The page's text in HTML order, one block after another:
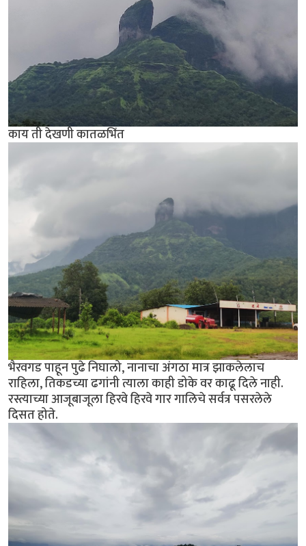
काय ती देखणी कातळभिंत
भैरवगड पाहून पुढे निघालो, नानाचा अंगठा मात्र झाकलेलाच
राहिला, तिकडच्या ढगांनी त्याला काही डोके वर काढू दिले नाही.
रस्त्याच्या आजूबाजूला हिरवे हिरवे गार गालिचे सर्वत्र पसरलेले
दिसत होते.